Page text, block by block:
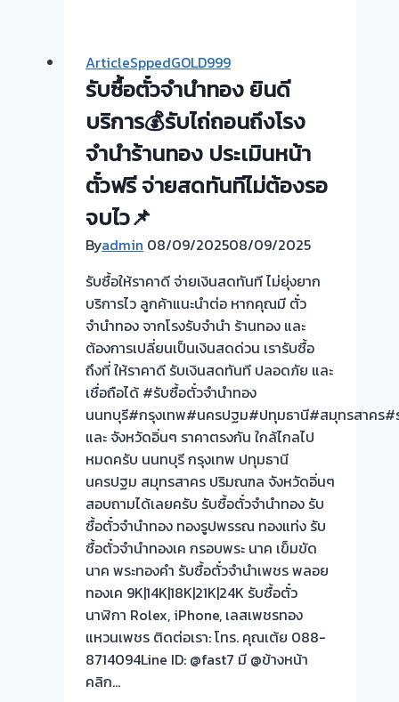
ทอง
บางใหญ่
นนทบุรี
🇹🇭
รับ
ซื้อ
ทอง
บริการ
ประเมิน
หน้า
ตั๋ว
ฟรี
บางใหญ่
นนทบุรี
ครับ⭐
อยาก
ขาย
ตั๋ว
จำนำ
ทอง
หรือ
ทอง
ทัก
ได้
เลย
ครับ
:)
ArticleSppedGOLD999
รับซื้อตั๋วจำนำทอง ยินดี
บริการ💰รับไถ่ถอนถึงโรง
จำนำร้านทอง ประเมินหน้า
ตั๋วฟรี จ่ายสดทันทีไม่ต้องรอ
จบไว📌
Byadmin 08/09/202508/09/2025
รับซื้อให้ราคาดี จ่ายเงินสดทันที ไม่ยุ่งยาก
บริการไว ลูกค้าแนะนำต่อ หากคุณมี ตั๋ว
จำนำทอง จากโรงรับจำนำ ร้านทอง และ
ต้องการเปลี่ยนเป็นเงินสดด่วน เรารับซื้อ
ถึงที่ ให้ราคาดี รับเงินสดทันที ปลอดภัย และ
เชื่อถือได้ #รับซื้อตั๋วจำนำทอง
นนทบุรี#กรุงเทพ#นครปฐม#ปทุมธานี#สมุทรสาคร#
และ จังหวัดอิ่นๆ ราคาตรงกัน ใกล้ไกลไป
หมดครับ นนทบุรี กรุงเทพ ปทุมธานี
นครปฐม สมุทรสาคร ปริมณฑล จังหวัดอิ่นๆ
สอบถามได้เลยครับ รับซื้อตั๋วจำนำทอง รับ
ซื้อตั๋วจำนำทอง ทองรูปพรรณ ทองแท่ง รับ
ซื้อตั๋วจำนำทองเค กรอบพระ นาค เข็มขัด
นาค พระทองคำ รับซื้อตั๋วจำนำเพชร พลอย
ทองเค 9K|14K|18K|21K|24K รับซื้อตั๋ว
นาฬิกา Rolex, iPhone, เลสเพชรทอง
แหวนเพชร ติดต่อเรา: โทร. คุณเต้ย 088-
8714094Line ID: @fast7 มี @ข้างหน้า
คลิก…